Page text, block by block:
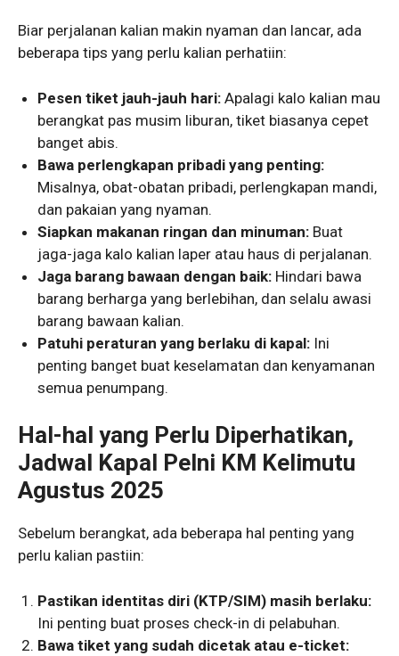
Biar perjalanan kalian makin nyaman dan lancar, ada
beberapa tips yang perlu kalian perhatiin:
Pesen tiket jauh-jauh hari: Apalagi kalo kalian mau
berangkat pas musim liburan, tiket biasanya cepet
banget abis.
Bawa perlengkapan pribadi yang penting:
Misalnya, obat-obatan pribadi, perlengkapan mandi,
dan pakaian yang nyaman.
Siapkan makanan ringan dan minuman: Buat
jaga-jaga kalo kalian laper atau haus di perjalanan.
Jaga barang bawaan dengan baik: Hindari bawa
barang berharga yang berlebihan, dan selalu awasi
barang bawaan kalian.
Patuhi peraturan yang berlaku di kapal: Ini
penting banget buat keselamatan dan kenyamanan
semua penumpang.
Hal-hal yang Perlu Diperhatikan,
Jadwal Kapal Pelni KM Kelimutu
Agustus 2025
Sebelum berangkat, ada beberapa hal penting yang
perlu kalian pastiin:
Pastikan identitas diri (KTP/SIM) masih berlaku:
Ini penting buat proses check-in di pelabuhan.
Bawa tiket yang sudah dicetak atau e-ticket: